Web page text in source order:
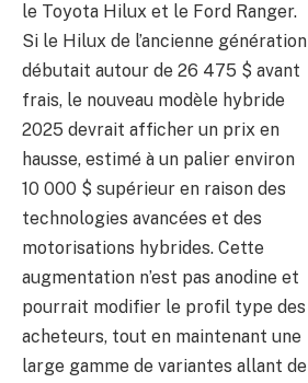
le Toyota Hilux et le Ford Ranger.
Si le Hilux de l’ancienne génération
débutait autour de 26 475 $ avant
frais, le nouveau modèle hybride
2025 devrait afficher un prix en
hausse, estimé à un palier environ
10 000 $ supérieur en raison des
technologies avancées et des
motorisations hybrides. Cette
augmentation n’est pas anodine et
pourrait modifier le profil type des
acheteurs, tout en maintenant une
large gamme de variantes allant de